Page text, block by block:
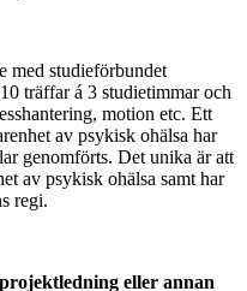
med studieförbundet
träffar á 3 studietimmar och
motion etc. Ett
av psykisk ohälsa har
genomförts. Det unika är att
av psykisk ohälsa samt har
regi.
eller annan